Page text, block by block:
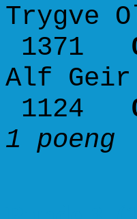
1371
Alf
1124
1